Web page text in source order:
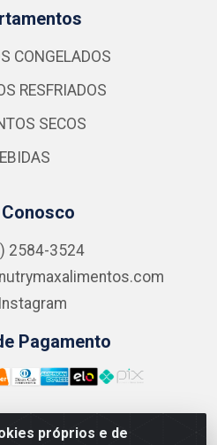
próprios e de
CONGELADOS
RESFRIADOS
SECOS
2584-3524
Instagram
Pagamento